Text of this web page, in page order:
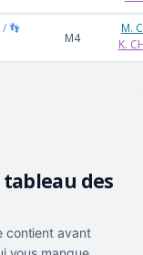
/ 👣
M4
M.
K.
des
contient avant